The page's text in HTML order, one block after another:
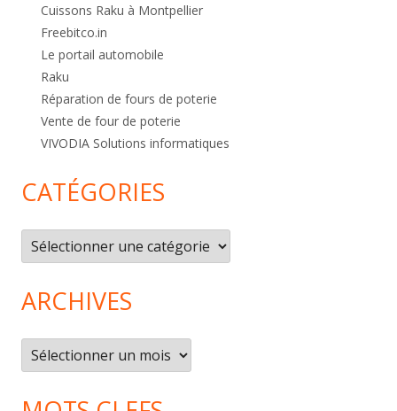
Cuissons Raku à Montpellier
Freebitco.in
Le portail automobile
Raku
Réparation de fours de poterie
Vente de four de poterie
VIVODIA Solutions informatiques
CATÉGORIES
Catégories
ARCHIVES
Archives